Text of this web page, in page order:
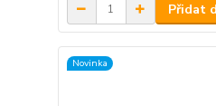
Přidat
Novinka